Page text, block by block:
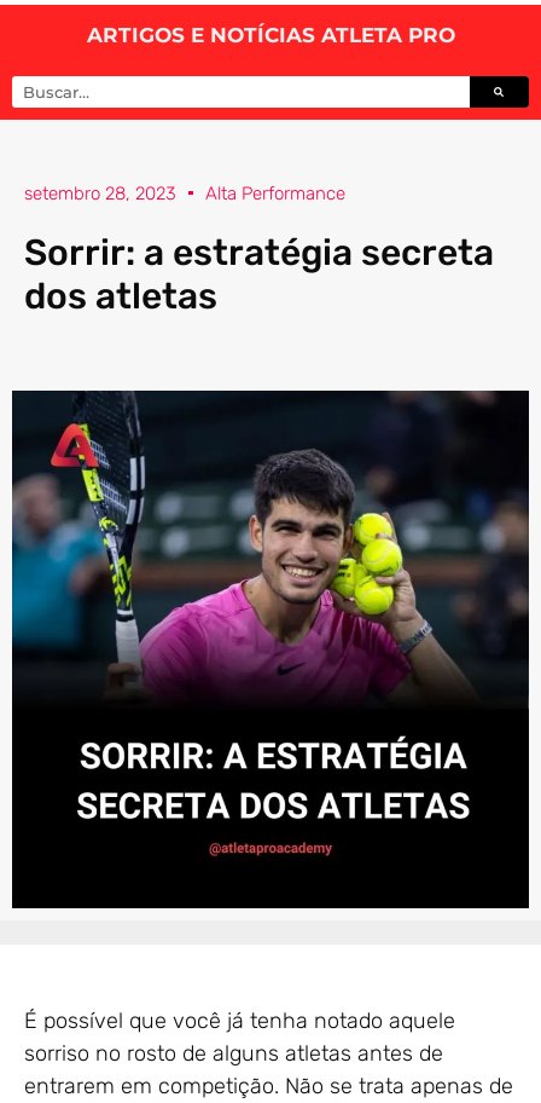
ARTIGOS E NOTÍCIAS ATLETA PRO
setembro 28, 2023 Alta Performance
Sorrir: a estratégia secreta
dos atletas
É possível que você já tenha notado aquele
sorriso no rosto de alguns atletas antes de
entrarem em competição. Não se trata apenas de